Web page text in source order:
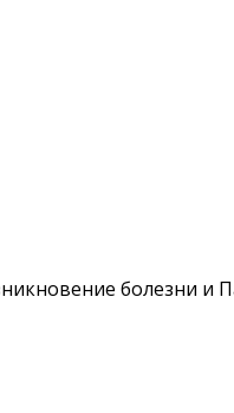
болезни и